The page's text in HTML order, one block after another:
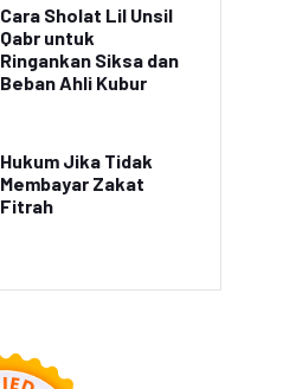
Cara Sholat Lil Unsil
Qabr untuk
Ringankan Siksa dan
Beban Ahli Kubur
Hukum Jika Tidak
Membayar Zakat
Fitrah